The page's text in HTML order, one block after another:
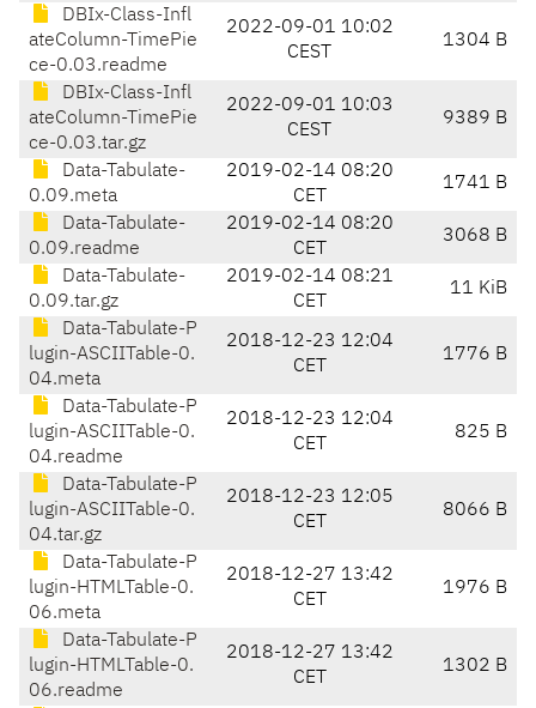
DBIx-Class-Infl
ateColumn-TimePie
ce-0.03.readme
2022-09-01 10:02
CEST
1304 B
DBIx-Class-Infl
ateColumn-TimePie
ce-0.03.tar.gz
2022-09-01 10:03
CEST
9389 B
Data-Tabulate-
0.09.meta
2019-02-14 08:20
CET
1741 B
Data-Tabulate-
0.09.readme
2019-02-14 08:20
CET
3068 B
Data-Tabulate-
0.09.tar.gz
2019-02-14 08:21
CET
11 KiB
Data-Tabulate-P
lugin-ASCIITable-0.
04.meta
2018-12-23 12:04
CET
1776 B
Data-Tabulate-P
lugin-ASCIITable-0.
04.readme
2018-12-23 12:04
CET
825 B
Data-Tabulate-P
lugin-ASCIITable-0.
04.tar.gz
2018-12-23 12:05
CET
8066 B
Data-Tabulate-P
lugin-HTMLTable-0.
06.meta
2018-12-27 13:42
CET
1976 B
Data-Tabulate-P
lugin-HTMLTable-0.
06.readme
2018-12-27 13:42
CET
1302 B